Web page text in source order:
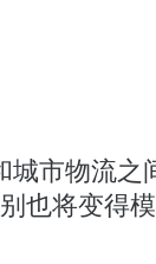
市物流之
也将变得模